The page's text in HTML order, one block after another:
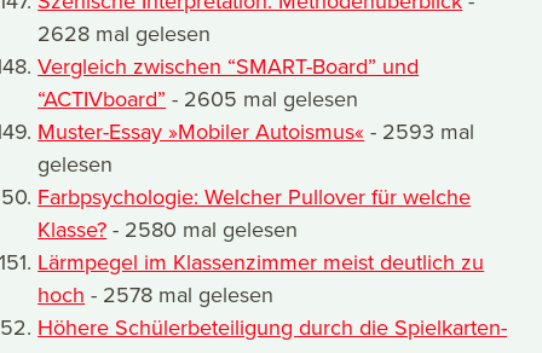
2628 mal gelesen
Vergleich zwischen “SMART-Board” und
“ACTIVboard” - 2605 mal gelesen
Muster-Essay »Mobiler Autoismus« - 2593 mal
gelesen
Farbpsychologie: Welcher Pullover für welche
Klasse? - 2580 mal gelesen
Lärmpegel im Klassenzimmer meist deutlich zu
hoch - 2578 mal gelesen
Höhere Schülerbeteiligung durch die Spielkarten-